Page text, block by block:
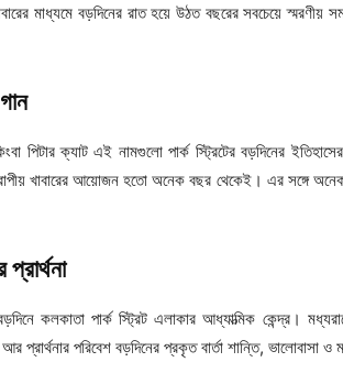
মাধ্যমে বড়দিনের রাত হয়ে উঠত বছরের সবচেয়ে
পিটার ক্যাট এই নামগুলো পার্ক স্ট্রিটের বড়দিনের
খাবারের আয়োজন হতো অনেক বছর থেকেই। এর সঙ্গে
কলকাতা পার্ক স্ট্রিট এলাকার আধ্যাত্মিক কেন্দ্র।
পরিবেশ বড়দিনের প্রকৃত বার্তা শান্তি, ভালোবাসা ও